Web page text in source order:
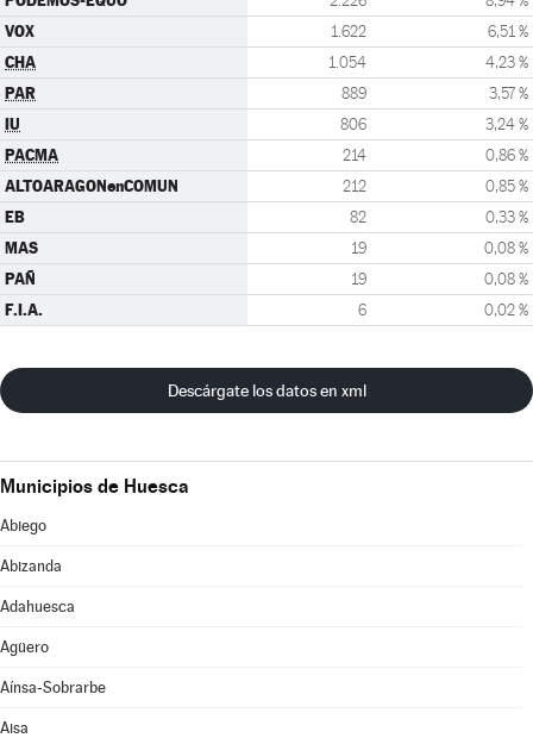
VOX 1.622 6,51 %
CHA 1.054 4,23 %
PAR 889 3,57 %
IU 806 3,24 %
PACMA 214 0,86 %
ALTOARAGONenCOMUN 212 0,85 %
EB 82 0,33 %
MAS 19 0,08 %
PAÑ 19 0,08 %
F.I.A. 6 0,02 %
Descárgate los datos en xml
Municipios de Huesca
Abiego
Abizanda
Adahuesca
Agüero
Aínsa-Sobrarbe
Aisa